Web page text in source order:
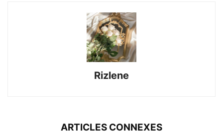
Rizlene
ARTICLES CONNEXES